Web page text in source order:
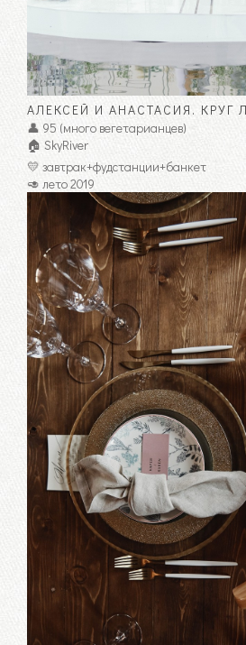
АЛЕКСЕЙ И АНАСТАСИЯ. КРУГ
👤 95 (много вегетарианцев)
🏠 SkyRiver
💛 завтрак+фудстанции+банкет
🥑 лето 2019